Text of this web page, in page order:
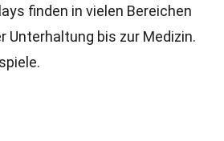
finden in vielen Bereichen
Unterhaltung bis zur Medizin.